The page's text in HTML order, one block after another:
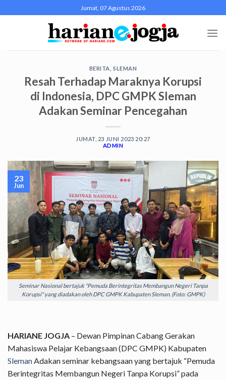
to
Jumat, 07 Agustus 2026
BERITA ,SLEMAN
Resah Terhadap Maraknya Korupsi
di Indonesia, DPC GMPK Sleman
Adakan Seminar Pencegahan
JUMAT, 23 JUNI 2023 20:27
ADMIN
Seminar Nasional bertajuk "Pemuda Berintegritas Membangun Negeri Tanpa
Korupsi" yang diadakan oleh DPC GMPK Kabupaten Sleman. (Foto: GMPK)
23
Jun
HARIANE JOGJA – Dewan Pimpinan Cabang Gerakan
Mahasiswa Pelajar Kebangsaan (DPC GMPK) Kabupaten
Sleman Adakan seminar kebangsaan yang bertajuk “Pemuda
Berintegritas Membangun Negeri Tanpa Korupsi” pada